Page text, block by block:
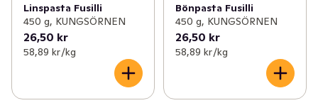
Linspasta Fusilli
450 g, KUNGSÖRNEN
26,50 kr
58,89 kr /kg
Bönpasta Fusilli
450 g, KUNGSÖRNEN
26,50 kr
58,89 kr /kg